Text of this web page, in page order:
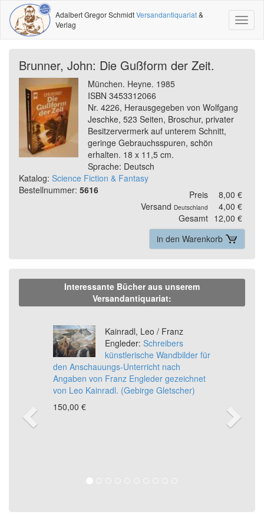
Adalbert Gregor SchmidtVersandantiquariat&
Verlag
Brunner, John: Die Gußform der Zeit.
München. Heyne. 1985
ISBN 3453312066
Nr. 4226, Herausgegeben von Wolfgang
Jeschke, 523 Seiten, Broschur, privater
Besitzervermerk auf unterem Schnitt,
geringe Gebrauchsspuren, schön
erhalten. 18 x 11,5 cm.
Sprache: Deutsch
Katalog: Science Fiction & Fantasy
Bestellnummer: 5616 Preis
8,00 €
Versand Deutschland
4,00 €
Gesamt 12,00 €
in den Warenkorb
Interessante Bücher aus unserem
Versandantiquariat:
Kainradl, Leo / Franz
Engleder: Schreibers
künstlerische Wandbilder für
den Anschauungs-Unterricht nach
Angaben von Franz Engleder gezeichnet
von Leo Kainradl. (Gebirge Gletscher)
150,00 €
Previous